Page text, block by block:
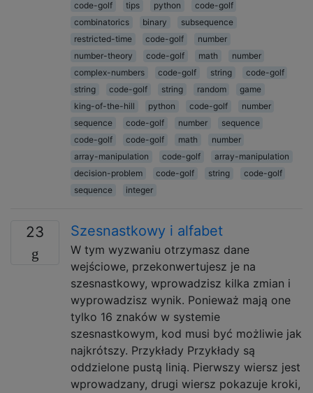
code-golf tips python
code-golf
combinatorics
binary
subsequence
restricted-time
code-golf
number
number-theory
code-golf math
number
complex-numbers
code-golf string
code-golf
string
code-golf string random
game
king-of-the-hill
python code-golf
number
sequence
code-golf number
sequence
code-golf
code-golf math
number
array-manipulation
code-golf
array-manipulation
decision-problem
code-golf string
code-golf
sequence
integer
23 Szesnastkowy i alfabet
W tym wyzwaniu otrzymasz dane
wejściowe, przekonwertujesz je na
szesnastkowy, wprowadzisz kilka zmian i
wyprowadzisz wynik. Ponieważ mają one
tylko 16 znaków w systemie
szesnastkowym, kod musi być możliwie jak
najkrótszy. Przykłady Przykłady są
oddzielone pustą linią. Pierwszy wiersz jest
wprowadzany, drugi wiersz pokazuje kroki,